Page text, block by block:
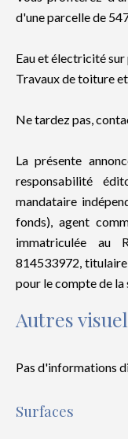
d'une parcelle de
Eau et électricité sur
Travaux de toiture
Ne tardez pas,
La présente
responsabilité
mandataire
fonds), agent
immatriculée au
814533972,
pour le compte de
Autres
Pas d'informations
Surfaces